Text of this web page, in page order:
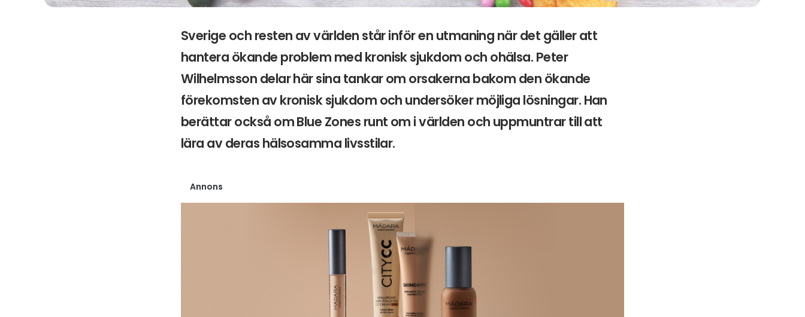
Sverige och resten av världen står inför en utmaning när det gäller att
hantera ökande problem med kronisk sjukdom och ohälsa. Peter
Wilhelmsson delar här sina tankar om orsakerna bakom den ökande
förekomsten av kronisk sjukdom och undersöker möjliga lösningar. Han
berättar också om Blue Zones runt om i världen och uppmuntrar till att
lära av deras hälsosamma livsstilar.
Annons